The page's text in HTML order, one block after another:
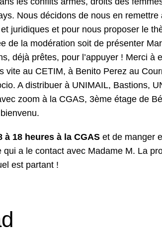
Nous décidons de nous en
juridiques et pour nous proposer le
de la modération soit de présenter
déjà prêtes, pour l’appuyer ! Merci à
vite au CETIM, à Benito Perez au
A distribuer à UNIMAIL, Bastions,
zoom à la CGAS, 3ème étage de
à 18 heures à la CGAS et de manger
a le contact avec Madame M. La
est partant !